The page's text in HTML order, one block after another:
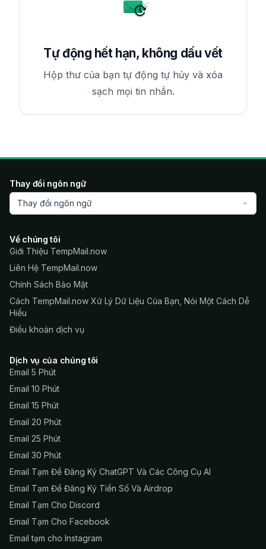
Tự động hết hạn, không dấu vết
Hộp thư của bạn tự động tự hủy và xóa
sạch mọi tin nhắn.
Thay đổi ngôn ngữ
Thay đổi ngôn ngữ
Về chúng tôi
Giới Thiệu TempMail.now
Liên Hệ TempMail.now
Chính Sách Bảo Mật
Cách TempMail.now Xử Lý Dữ Liệu Của Bạn, Nói Một Cách Dễ
Hiểu
Điều khoản dịch vụ
Dịch vụ của chúng tôi
Email 5 Phút
Email 10 Phút
Email 15 Phút
Email 20 Phút
Email 25 Phút
Email 30 Phút
Email Tạm Để Đăng Ký ChatGPT Và Các Công Cụ AI
Email Tạm Để Đăng Ký Tiền Số Và Airdrop
Email Tạm Cho Discord
Email Tạm Cho Facebook
Email tạm cho Instagram